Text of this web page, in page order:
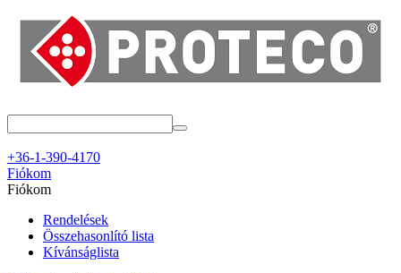
+36-1-390-4170
Fiókom
Fiókom
Rendelések
Összehasonlító lista
Kívánságlista